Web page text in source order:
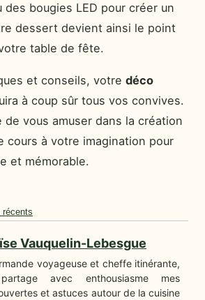
bougies LED pour créer un
dessert devient ainsi le point
table de fête.
et conseils, votre déco
à coup sûr tous vos convives.
de vous amuser dans la création
cours à votre imagination pour
et mémorable.
Vauquelin-Lebesgue
voyageuse et cheffe itinérante,
avec enthousiasme mes
et astuces autour de la cuisine